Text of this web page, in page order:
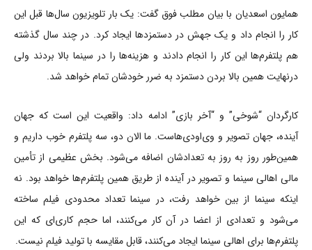
همایون اسعدیان با بیان مطلب فوق گفت: یک بار تلویزیون سال‌ها قبل این
کار را انجام داد و یک جهش در دستمزد‌ها ایجاد کرد. در چند سال گذشته
هم پلتفرم‌ها این کار را انجام دادند و هزینه‌ها را در سینما بالا بردند ولی
درنهایت همین بالا بردن دستمزد به ضرر خودشان تمام خواهد شد.
کارگردان “شوخی” و “آخر بازی” ادامه داد: واقعیت این است که جهان
آینده، جهان تصویر و وی‌اودی‌هاست. ما الان دو، سه پلتفرم خوب داریم و
همین‌طور روز به روز به تعدادشان اضافه می‌شود. بخش عظیمی از تأمین
مالی اهالی سینما و تصویر در آینده از طریق همین پلتفرم‌ها خواهد بود. نه
اینکه سینما از بین خواهد رفت، در سینما تعداد محدودی فیلم ساخته
می‌شود و تعدادی از اعضا در آن کار می‌کنند، اما حجم کاری‌ای که این
پلتفرم‌ها برای اهالی سینما ایجاد می‌کنند، قابل مقایسه با تولید فیلم نیست.